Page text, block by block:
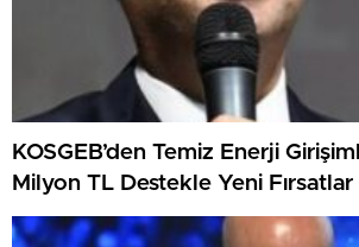
KOSGEB’den Temiz Enerji
Milyon TL Destekle Yeni Fırsatlar